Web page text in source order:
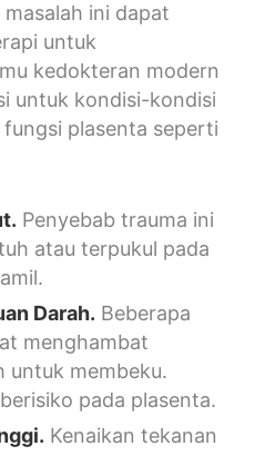
ini dapat
untuk
kedokteran modern
untuk kondisi-kondisi
plasenta seperti
. Penyebab trauma ini
atau terpukul pada
Darah. Beberapa
menghambat
untuk membeku.
pada plasenta.
Kenaikan tekanan